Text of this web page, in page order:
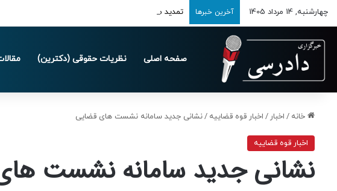
چهارشنبه, 14 مرداد 1405 آخرین خبرها تمدید مهلت ارسال اظهارنامه‌های مالیاتی تا پایان تابستان 1405
صفحه اصلی نظریات حقوقی (دکترین)
خانه / اخبار / اخبار قوه قضاییه /نشانی جدید سامانه نشست های قضایی
اخبار قوه قضاییه
نشانی جدید سامانه نشست